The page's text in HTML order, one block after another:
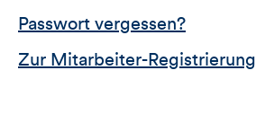
Passwort vergessen?
Zur Mitarbeiter-Registrierung